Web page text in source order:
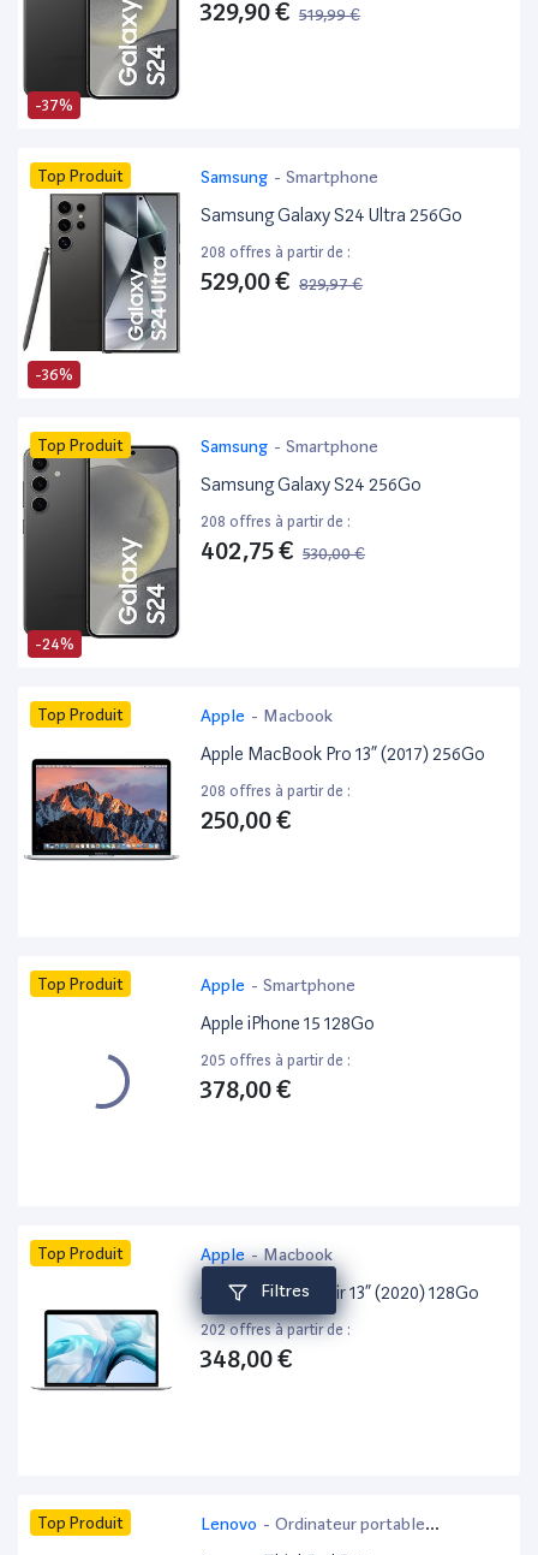
Filtres
-37%
329,90 € 519,99 €
-36%
Top Produit Samsung - Smartphone
Samsung Galaxy S24 Ultra 256Go
208 offres à partir de :
529,00 € 829,97 €
-24%
Top Produit Samsung - Smartphone
Samsung Galaxy S24 256Go
208 offres à partir de :
402,75 € 530,00 €
Top Produit Apple - Macbook
Apple MacBook Pro 13” (2017) 256Go
208 offres à partir de :
250,00 €
Top Produit Apple - Smartphone
Apple iPhone 15 128Go
205 offres à partir de :
378,00 €
Top Produit Apple- Macbook
Apple MacBook Air 13” (2020) 128Go
202 offres à partir de :
348,00 €
Top Produit Lenovo - Ordinateur portable